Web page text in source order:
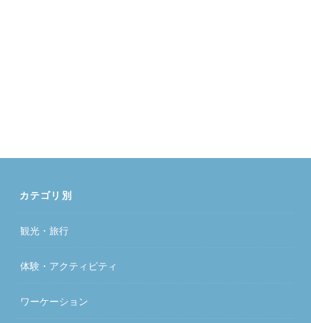
カテゴリ別
観光・旅行
体験・アクティビティ
ワーケーション